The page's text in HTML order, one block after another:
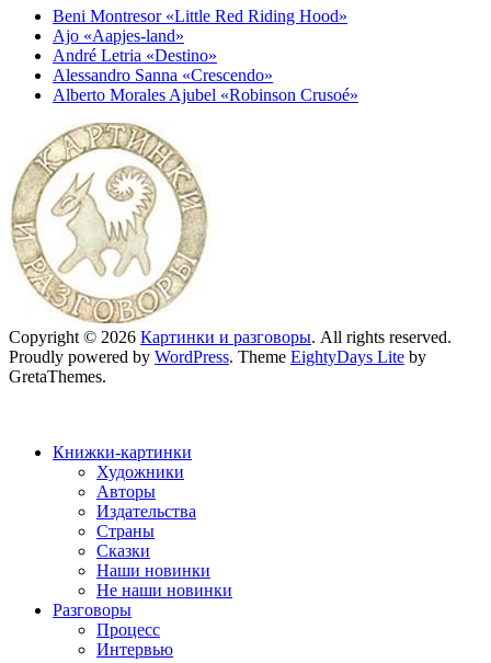
Beni Montresor «Little Red Riding Hood»
Ajo «Aapjes-land»
André Letria «Destino»
Alessandro Sanna «Crescendo»
Alberto Morales Ajubel «Robinson Crusoé»
Copyright © 2026 Картинки и разговоры. All rights reserved.
Proudly powered by WordPress. Theme EightyDays Lite by
GretaThemes.
Книжки-картинки
Художники
Авторы
Издательства
Страны
Сказки
Наши новинки
Не наши новинки
Разговоры
Процесс
Интервью